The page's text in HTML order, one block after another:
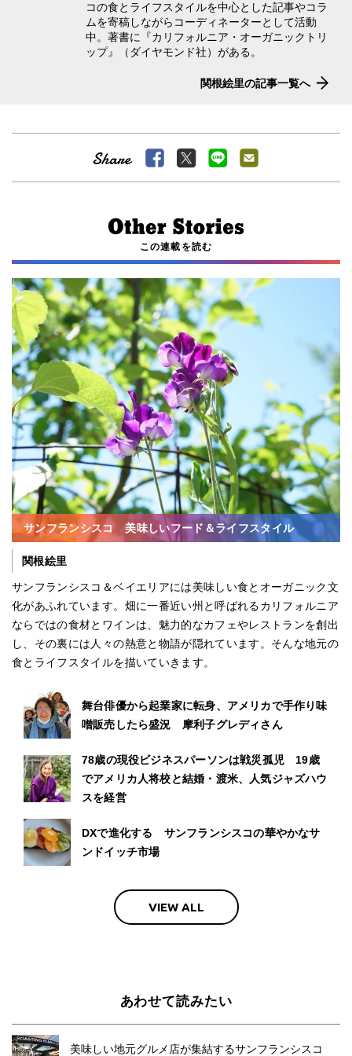
コの食とライフスタイルを中心とした記事やコラ
ムを寄稿しながらコーディネーターとして活動
中。著書に『カリフォルニア・オーガニックトリ
ップ』（ダイヤモンド社）がある。
関根絵里の記事一覧へ
この連載を読む
サンフランシスコ 美味しいフード＆ライフスタイル
関根絵里
サンフランシスコ＆ベイエリアには美味しい食とオーガニック文
化があふれています。畑に一番近い州と呼ばれるカリフォルニア
ならではの食材とワインは、魅力的なカフェやレストランを創出
し、その裏には人々の熱意と物語が隠れています。そんな地元の
食とライフスタイルを描いていきます。
舞台俳優から起業家に転身、アメリカで手作り味
噌販売したら盛況 摩利子グレディさん
78歳の現役ビジネスパーソンは戦災孤児 19歳
でアメリカ人将校と結婚・渡米、人気ジャズハウ
スを経営
DXで進化する サンフランシスコの華やかなサ
ンドイッチ市場
VIEW ALL
あわせて読みたい
美味しい地元グルメ店が集結するサンフランシスコ